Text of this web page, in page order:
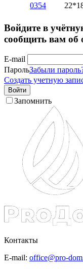
0354
Войдите в
сообщить вам об
E-mail
ПарольЗабыли
Создать учетную
Войти
Запомнить
Контакты
E-mail: office@pro-